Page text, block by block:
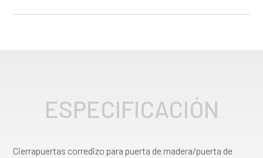
ESPECIFICACIÓN
Cierrapuertas corredizo para puerta de madera/puerta de